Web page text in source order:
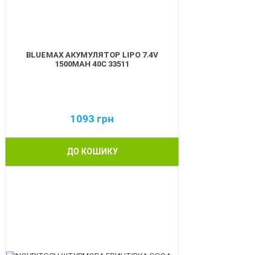
BLUEMAX АКУМУЛЯТОР LIPO 7.4V
1500MAH 40C 33511
1093 грн
ДО КОШИКУ